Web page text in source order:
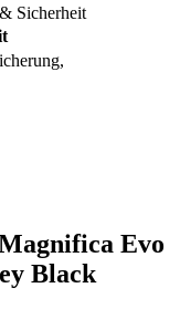
Sicherheit
Evo
Black